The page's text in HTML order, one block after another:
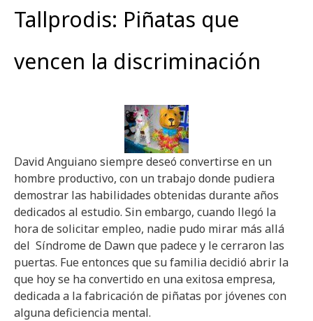
Tallprodis: Piñatas que
vencen la discriminación
David Anguiano siempre deseó convertirse en un
hombre productivo, con un trabajo donde pudiera
demostrar las habilidades obtenidas durante años
dedicados al estudio. Sin embargo, cuando llegó la
hora de solicitar empleo, nadie pudo mirar más allá
del Síndrome de Dawn que padece y le cerraron las
puertas. Fue entonces que su familia decidió abrir la
que hoy se ha convertido en una exitosa empresa,
dedicada a la fabricación de piñatas por jóvenes con
alguna deficiencia mental.